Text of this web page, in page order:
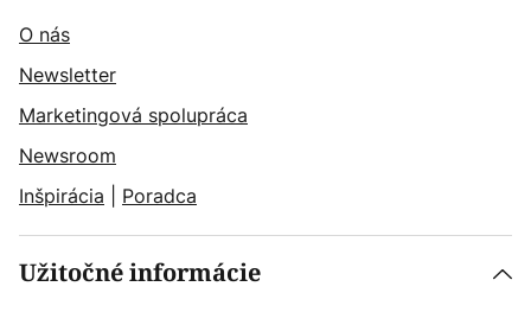
O nás
Newsletter
Marketingová spolupráca
Newsroom
Inšpirácia
Poradca
Užitočné informácie